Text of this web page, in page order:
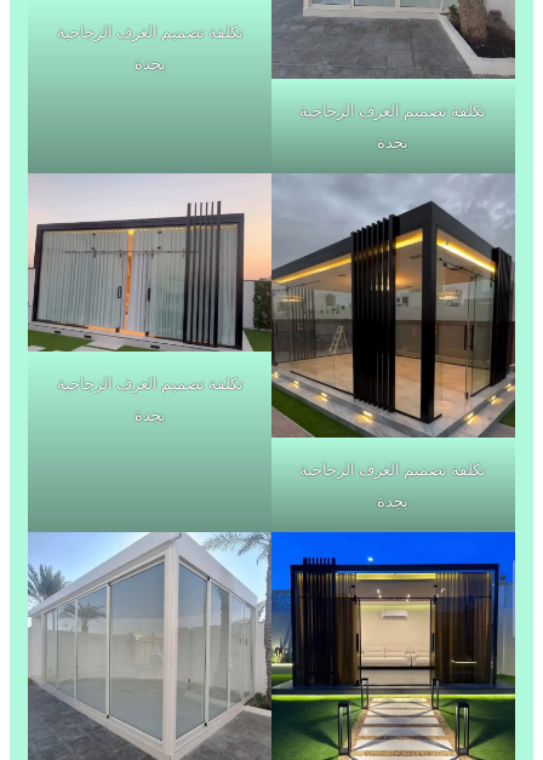
تكلفة تصميم الغرف الزجاجية
بجدة
تكلفة تصميم الغرف الزجاجية
بجدة
تكلفة تصميم الغرف الزجاجية
بجدة
تكلفة تصميم الغرف الزجاجية
بجدة